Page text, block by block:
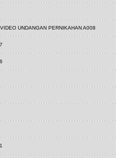
UNDANGAN PERNIKAHAN A008